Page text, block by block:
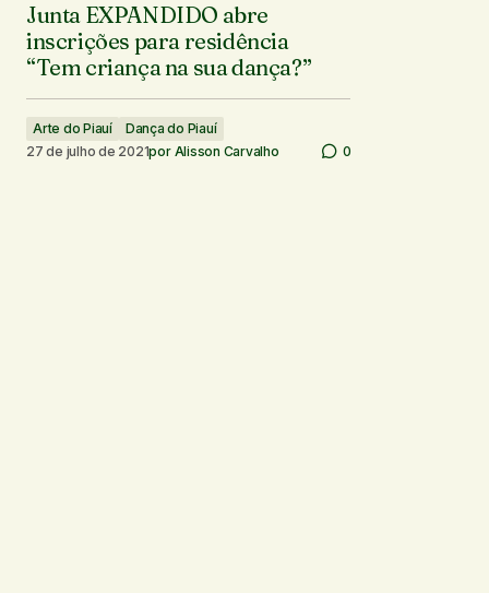
Junta EXPANDIDO abre
inscrições para residência
“Tem criança na sua dança?”
Arte do Piauí
Dança do Piauí
27 de julho de 2021por Alisson Carvalho 0